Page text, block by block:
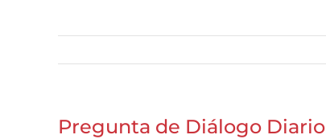
Pregunta de Diálogo Diario